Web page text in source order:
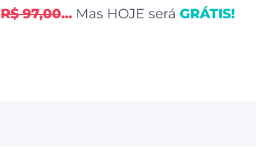
R$ 97,00... Mas HOJE será GRÁTIS!